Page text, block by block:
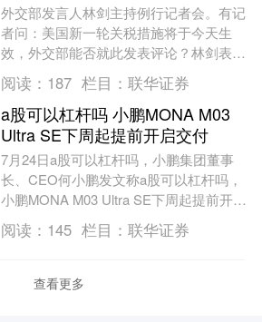
外交部发言人林剑主持例行记者会。有记
者问：美国新一轮关税措施将于今天生
效，外交部能否就此发表评论？林剑表
示，中方在中美经贸问题上的立场是一贯
的、明确的炒股有哪些....
阅读： 187 栏目： 联华证券
a股可以杠杆吗 小鹏MONA M03
Ultra SE下周起提前开启交付
7月24日a股可以杠杆吗，小鹏集团董事
长、CEO何小鹏发文称a股可以杠杆吗，
小鹏MONA M03 Ultra SE下周起提前开启
交付，比预期时间快了近一个月。....
阅读： 145 栏目： 联华证券
查看更多